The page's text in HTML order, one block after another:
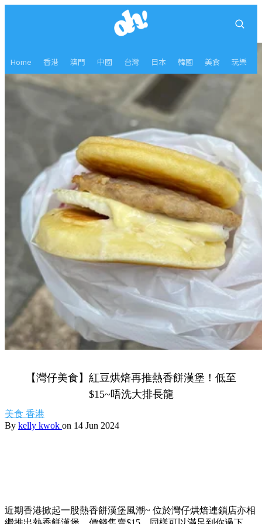
Home 香港 澳門 中國 台灣 日本 韓國 美食 玩樂
【灣仔美食】紅豆烘焙再推熱香餅漢堡！低至
$15~唔洗大排長龍
美食 香港
By kelly kwok on 14 Jun 2024
近期香港掀起一股熱香餅漢堡風潮~ 位於灣仔烘焙連鎖店亦相